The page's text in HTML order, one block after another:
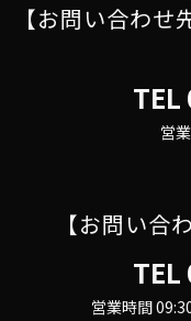
【お問い合わ
TEL
営
【お問い合
TEL
営業時間